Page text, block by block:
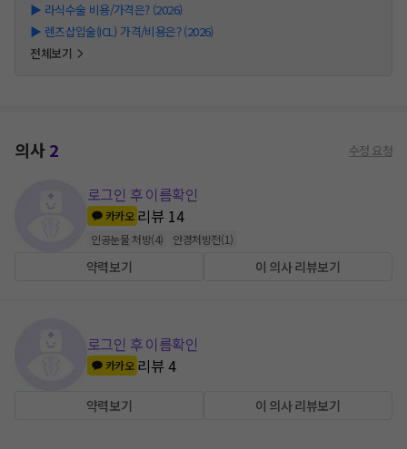
▶ 라식수술 비용/가격은? (2026)
▶ 렌즈삽입술(ICL) 가격/비용은? (2026)
전체보기
의사2 수정 요청
로그인 후 이름확인
카카오 리뷰 14
인공눈물 처방(4) 안경처방전(1)
약력보기 이 의사 리뷰보기
로그인 후 이름확인
카카오 리뷰4
약력보기 이 의사 리뷰보기